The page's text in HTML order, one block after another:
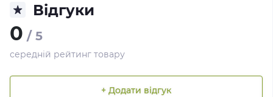
Відгуки
0 / 5
середній рейтинг товару
+ Додати відгук